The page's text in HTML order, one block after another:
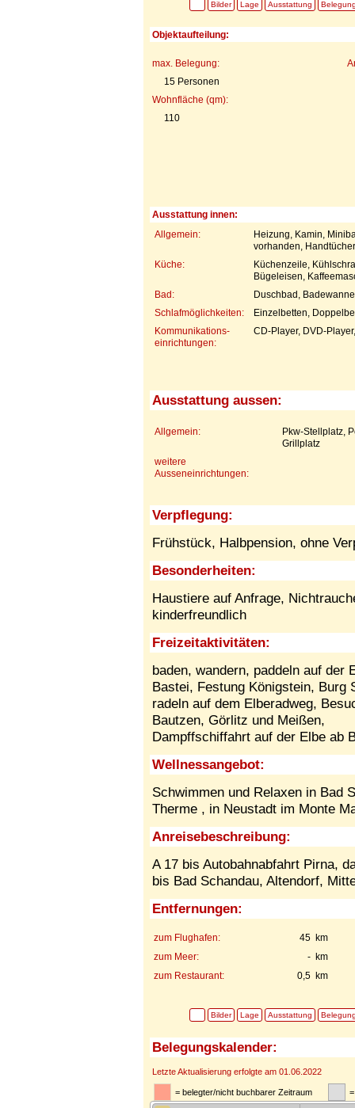
Bilder Lage Ausstattung
Objektaufteilung:
max. Belegung:
15 Personen
Wohnfläche (qm):
110
Ausstattung innen:
Allgemein:
Heizung, Kamin,
vorhanden,
Küche:
Küchenzeile,
Bügeleisen,
Bad:
Duschbad,
Schlafmöglichkeiten:
Einzelbetten,
Kommunikations-
einrichtungen:
CD-Player, DVD-
Ausstattung aussen:
Allgemein:
Pkw-Stellplatz,
Grillplatz
weitere
Ausseneinrichtungen:
Verpflegung:
Frühstück, Halbpension, ohne
Besonderheiten:
Haustiere auf Anfrage,
kinderfreundlich
Freizeitaktivitäten:
baden, wandern, paddeln auf der
Bastei, Festung Königstein, Burg
radeln auf dem Elberadweg,
Bautzen, Görlitz und Meißen,
Dampffschiffahrt auf der Elbe ab
Wellnessangebot:
Schwimmen und Relaxen in Bad
Therme , in Neustadt im Monte
Anreisebeschreibung:
A 17 bis Autobahnabfahrt Pirna,
bis Bad Schandau, Altendorf,
Entfernungen:
45 km
zum Flughafen:
- km
zum Meer:
0,5 km
zum Restaurant:
Bilder Lage Ausstattung
Belegungskalender:
Letzte Aktualisierung erfolgte am 01.06.2022
= belegter/nicht buchbarer Zeitraum